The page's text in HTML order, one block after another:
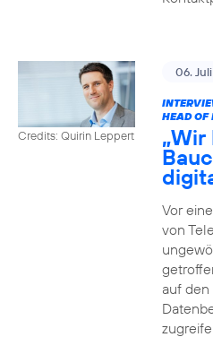
Credits: Quirin Leppert
06.
HEAD OF
„Wir
Vor
von
auf